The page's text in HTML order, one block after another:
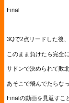
Final
3Qで2点リードした後
このまま負けたら完全
サドンで決められて敗北
あそこで飛んでたらな
Finalの動画を見返すこ